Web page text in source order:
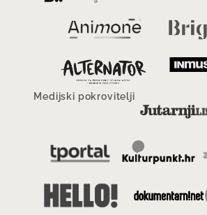
Medijski pokrovitelji